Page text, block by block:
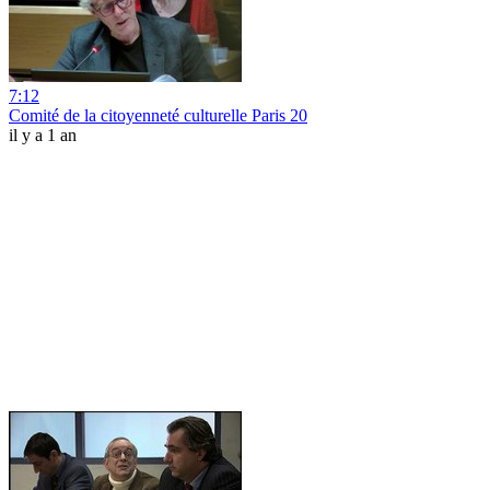
7:12
Comité de la citoyenneté culturelle Paris 20
il y a 1 an